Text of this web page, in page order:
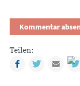
Teilen:
FacebookTwitterMail